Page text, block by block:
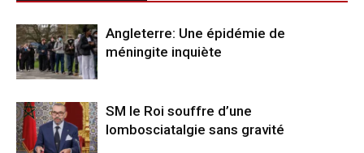
Angleterre: Une épidémie de
méningite inquiète
SM le Roi souffre d’une
lombosciatalgie sans gravité